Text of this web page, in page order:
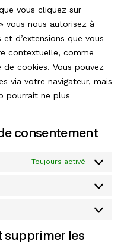
vous cliquez sur
vous nous autorisez à
d’extensions que vous
contextuelle, comme
cookies. Vous pouvez
via votre navigateur, mais
pourrait ne plus
consentement
Toujours activé
Statistics
Marketing
supprimer les